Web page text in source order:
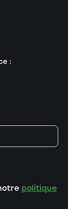
:
politique